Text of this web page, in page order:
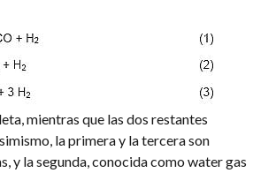
mientras que las dos restantes
la primera y la tercera son
y la segunda, conocida como water gas